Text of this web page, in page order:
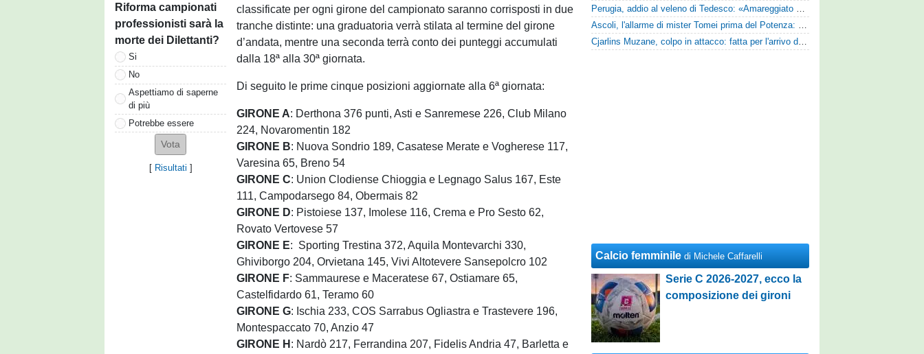
Riforma campionati
professionisti sarà la
morte dei Dilettanti?
Si
No
Aspettiamo di saperne
di più
Potrebbe essere
[ Risultati ]
classificate per ogni girone del campionato saranno corrisposti in due
tranche distinte: una graduatoria verrà stilata al termine del girone
d’andata, mentre una seconda terrà conto dei punteggi accumulati
dalla 18ª alla 30ª giornata.
Di seguito le prime cinque posizioni aggiornate alla 6ª giornata:
GIRONE A: Derthona 376 punti, Asti e Sanremese 226, Club Milano
224, Novaromentin 182
GIRONE B: Nuova Sondrio 189, Casatese Merate e Vogherese 117,
Varesina 65, Breno 54
GIRONE C: Union Clodiense Chioggia e Legnago Salus 167, Este
111, Campodarsego 84, Obermais 82
GIRONE D: Pistoiese 137, Imolese 116, Crema e Pro Sesto 62,
Rovato Vertovese 57
GIRONE E: Sporting Trestina 372, Aquila Montevarchi 330,
Ghiviborgo 204, Orvietana 145, Vivi Altotevere Sansepolcro 102
GIRONE F: Sammaurese e Maceratese 67, Ostiamare 65,
Castelfidardo 61, Teramo 60
GIRONE G: Ischia 233, COS Sarrabus Ogliastra e Trastevere 196,
Montespaccato 70, Anzio 47
GIRONE H : Nardò 217, Ferrandina 207, Fidelis Andria 47, Barletta e
Perugia, addio al veleno di Tedesco: «Amareggiato dalle parole di Alessandro Gaucci, mi hanno ferito umanamente»
Ascoli, l'allarme di mister Tomei prima del Potenza: «Mettiamoci l'elmetto, l'obiettivo è la salvezza e non dobbiamo vendere fumo!»
Cjarlins Muzane, colpo in attacco: fatta per l'arrivo di Franck Djoulou
Calcio femminile di Michele Caffarelli
Serie C 2026-2027, ecco la
composizione dei gironi